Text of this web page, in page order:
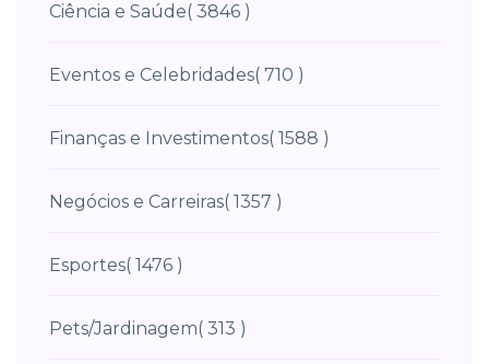
Ciência e Saúde( 3846 )
Eventos e Celebridades( 710 )
Finanças e Investimentos( 1588 )
Negócios e Carreiras( 1357 )
Esportes( 1476 )
Pets/Jardinagem( 313 )